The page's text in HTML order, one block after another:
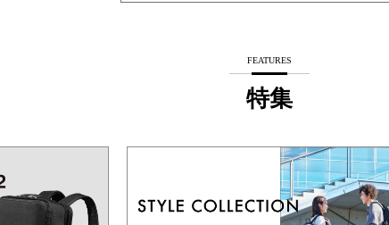
FEATURES
特集